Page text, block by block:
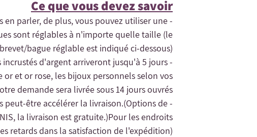
Ce que vous devez savoir​
en parler, de plus, vous pouvez utiliser une
sont réglables à n'importe quelle taille (le
brevet/bague réglable est indiqué ci-dessous) .
d'argent arriveront jusqu'à 5 jours
et or rose, les bijoux personnels selon vos
demande sera livrée sous 14 jours ouvrés.
- Si vous avez besoin de la commande rapidement, contactez-nous et nous pourrons peut-être accélérer la livraison.
(Options de
la livraison est gratuite.)Pour les endroits
retards dans la satisfaction de l'expédition).